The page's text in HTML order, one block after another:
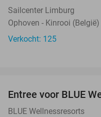
Sailcenter Limburg
Ophoven - Kinrooi
Verkocht: 125
Entree voor BLUE
BLUE Wellnessresorts